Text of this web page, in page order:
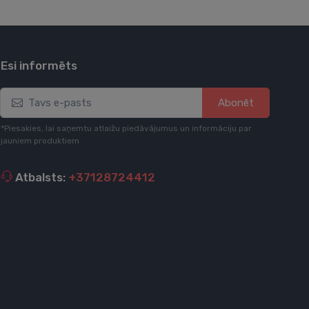
Esi informēts
Abonēt
*Piesakies, lai saņemtu atlaižu piedāvājumus un informāciju par
jauniem produktiem
Atbalsts: +37128724412